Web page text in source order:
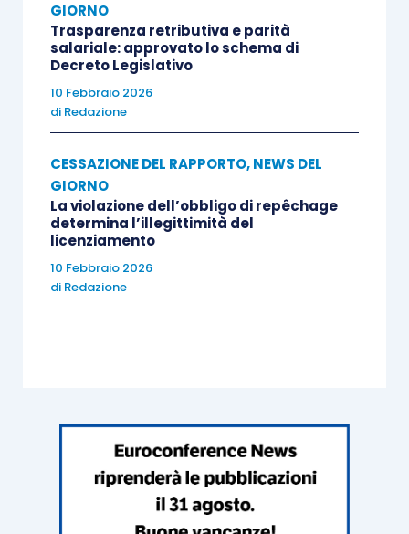
GIORNO
Trasparenza retributiva e parità
salariale: approvato lo schema di
Decreto Legislativo
10 Febbraio 2026
di Redazione
CESSAZIONE DEL RAPPORTO,NEWS DEL
GIORNO
La violazione dell’obbligo di repêchage
determina l’illegittimità del
licenziamento
10 Febbraio 2026
di Redazione